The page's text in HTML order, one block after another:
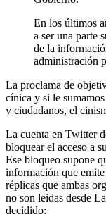
En los últimos
a ser una parte
de la
administración
La proclama de
cínica y si le
y ciudadanos, el
La cuenta en Twitter
bloquear el acceso a
Ese bloqueo supone
información que
réplicas que ambas
no son leidas desde
decidido: